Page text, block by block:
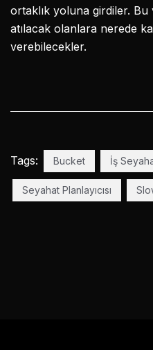
ortaklık yoluna girdiler. Bu
atılacak olanlara nerede
verebilecekler.
Tags: Bucket İş
Seyahat Planlayıcısı